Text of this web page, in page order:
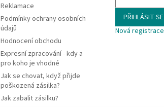
Reklamace
Podmínky ochrany osobních
údajů
Hodnocení obchodu
Expresní zpracování - kdy a
pro koho je vhodné
Jak se chovat, když přijde
poškozená zásilka?
Jak zabalit zásilku?
PŘIHLÁSIT SE
Nová registrace